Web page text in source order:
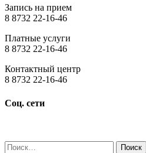
Запись на прием
8 8732 22-16-46
Платные услуги
8 8732 22-16-46
Контактный центр
8 8732 22-16-46
Соц. сети
Найти: